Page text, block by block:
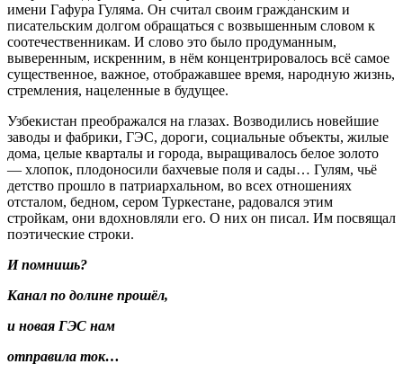
имени Гафура Гуляма. Он считал своим гражданским и
писательским долгом обращаться с возвышенным словом к
соотечественникам. И слово это было продуманным,
выверенным, искренним, в нём концентрировалось всё самое
существенное, важное, отображавшее время, народную жизнь,
стремления, нацеленные в будущее.
Узбекистан преображался на глазах. Возводились новейшие
заводы и фабрики, ГЭС, дороги, социальные объекты, жилые
дома, целые кварталы и города, выращивалось белое золото
— хлопок, плодоносили бахчевые поля и сады… Гулям, чьё
детство прошло в патриархальном, во всех отношениях
отсталом, бедном, сером Туркестане, радовался этим
стройкам, они вдохновляли его. О них он писал. Им посвящал
поэтические строки.
И помнишь?
Канал по долине прошёл,
и новая ГЭС нам
отправила ток…